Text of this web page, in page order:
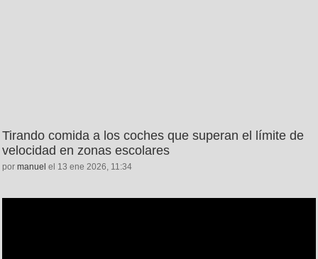
Tirando comida a los coches que superan el límite de
velocidad en zonas escolares
por manuel el 13 ene 2026, 11:34